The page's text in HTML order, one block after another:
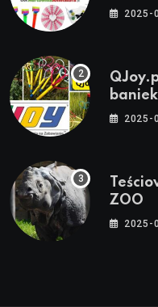
stroje
2025-
2025-
ZOO
2025-